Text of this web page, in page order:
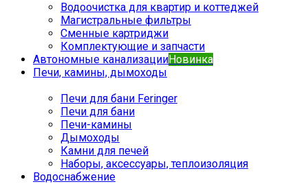
Водоочистка для квартир и коттеджей
Магистральные фильтры
Сменные картриджи
Комплектующие и запчасти
Автономные канализацииНовинка
Печи, камины, дымоходы
Печи для бани Feringer
Печи для бани
Печи-камины
Дымоходы
Камни для печей
Наборы, аксессуары, теплоизоляция
Водоснабжение